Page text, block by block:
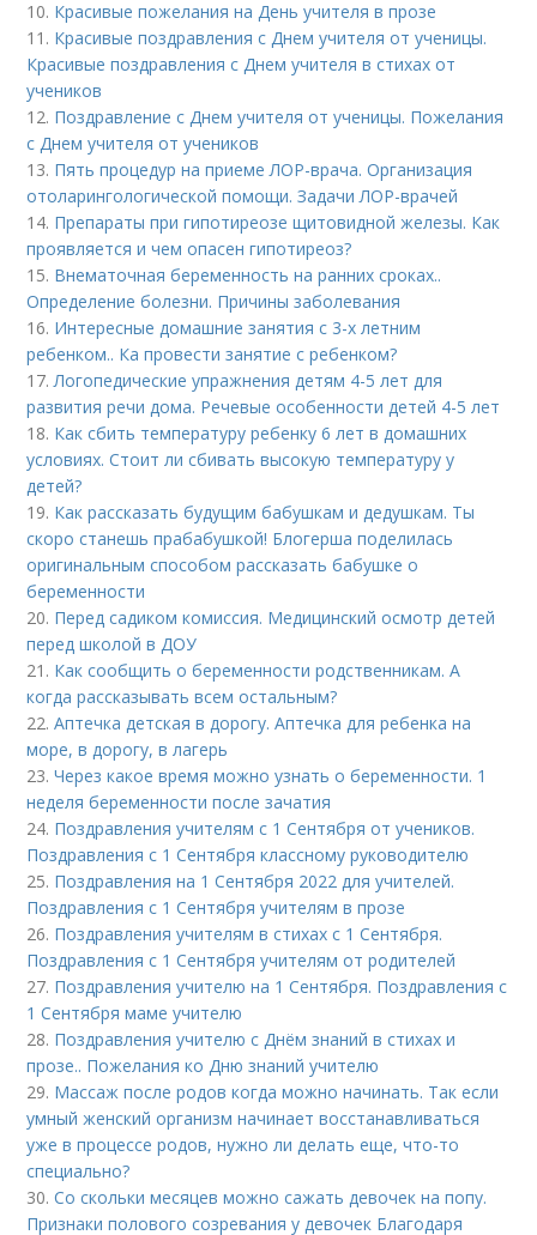
10. Красивые пожелания на День учителя в прозе
11. Красивые поздравления с Днем учителя от ученицы.
Красивые поздравления с Днем учителя в стихах от
учеников
12. Поздравление с Днем учителя от ученицы. Пожелания
с Днем учителя от учеников
13. Пять процедур на приеме ЛОР-врача. Организация
отоларингологической помощи. Задачи ЛОР-врачей
14. Препараты при гипотиреозе щитовидной железы. Как
проявляется и чем опасен гипотиреоз?
15. Внематочная беременность на ранних сроках..
Определение болезни. Причины заболевания
16. Интересные домашние занятия с 3-х летним
ребенком.. Ка провести занятие с ребенком?
17.Логопедические упражнения детям 4-5 лет для
развития речи дома. Речевые особенности детей 4-5 лет
18. Как сбить температуру ребенку 6 лет в домашних
условиях. Стоит ли сбивать высокую температуру у
детей?
19. Как рассказать будущим бабушкам и дедушкам. Ты
скоро станешь прабабушкой! Блогерша поделилась
оригинальным способом рассказать бабушке о
беременности
20. Перед садиком комиссия. Медицинский осмотр детей
перед школой в ДОУ
21. Как сообщить о беременности родственникам. А
когда рассказывать всем остальным?
22.Аптечка детская в дорогу. Аптечка для ребенка на
море, в дорогу, в лагерь
23.Через какое время можно узнать о беременности. 1
неделя беременности после зачатия
24. Поздравления учителям с 1 Сентября от учеников.
Поздравления с 1 Сентября классному руководителю
25. Поздравления на 1 Сентября 2022 для учителей.
Поздравления с 1 Сентября учителям в прозе
26. Поздравления учителям в стихах с 1 Сентября.
Поздравления с 1 Сентября учителям от родителей
27. Поздравления учителю на 1 Сентября. Поздравления с
1 Сентября маме учителю
28. Поздравления учителю с Днём знаний в стихах и
прозе.. Пожелания ко Дню знаний учителю
29. Массаж после родов когда можно начинать. Так если
умный женский организм начинает восстанавливаться
уже в процессе родов, нужно ли делать еще, что-то
специально?
30.Со скольки месяцев можно сажать девочек на попу.
Признаки полового созревания у девочек Благодаря